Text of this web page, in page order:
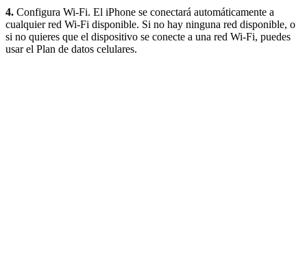
4. Configura Wi-Fi. El iPhone se conectará automáticamente a
cualquier red Wi-Fi disponible. Si no hay ninguna red disponible, o
si no quieres que el dispositivo se conecte a una red Wi-Fi, puedes
usar el Plan de datos celulares.